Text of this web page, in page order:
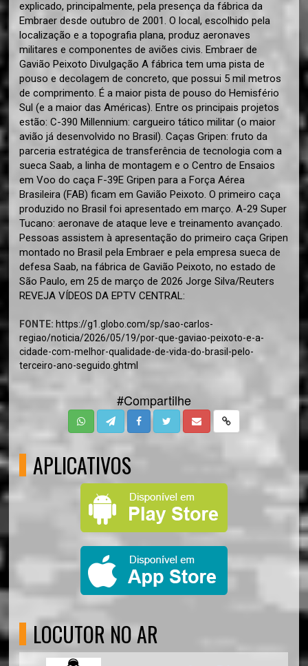
explicado, principalmente, pela presença da fábrica da
Embraer desde outubro de 2001. O local, escolhido pela
localização e a topografia plana, produz aeronaves
militares e componentes de aviões civis. Embraer de
Gavião Peixoto Divulgação A fábrica tem uma pista de
pouso e decolagem de concreto, que possui 5 mil metros
de comprimento. É a maior pista de pouso do Hemisfério
Sul (e a maior das Américas). Entre os principais projetos
estão: C-390 Millennium: cargueiro tático militar (o maior
avião já desenvolvido no Brasil). Caças Gripen: fruto da
parceria estratégica de transferência de tecnologia com a
sueca Saab, a linha de montagem e o Centro de Ensaios
em Voo do caça F-39E Gripen para a Força Aérea
Brasileira (FAB) ficam em Gavião Peixoto. O primeiro caça
produzido no Brasil foi apresentado em março. A-29 Super
Tucano: aeronave de ataque leve e treinamento avançado.
Pessoas assistem à apresentação do primeiro caça Gripen
montado no Brasil pela Embraer e pela empresa sueca de
defesa Saab, na fábrica de Gavião Peixoto, no estado de
São Paulo, em 25 de março de 2026 Jorge Silva/Reuters
REVEJA VÍDEOS DA EPTV CENTRAL:
FONTE: https://g1.globo.com/sp/sao-carlos-
regiao/noticia/2026/05/19/por-que-gaviao-peixoto-e-a-
cidade-com-melhor-qualidade-de-vida-do-brasil-pelo-
terceiro-ano-seguido.ghtml
#Compartilhe
APLICATIVOS
LOCUTOR NO AR